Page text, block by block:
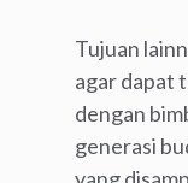
Tujuan
agar dapat
dengan
generasi